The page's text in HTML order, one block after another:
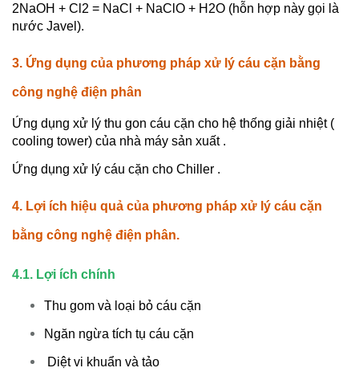
2NaOH + Cl2 = NaCl + NaClO + H2O (hỗn hợp này gọi là
nước Javel).
3. Ứng dụng của phương pháp xử lý cáu cặn bằng
công nghệ điện phân
Ứng dụng xử lý thu gon cáu cặn cho hệ thống giải nhiệt (
cooling tower) của nhà máy sản xuất .
Ứng dụng xử lý cáu cặn cho Chiller .
4. Lợi ích hiệu quả của phương pháp xử lý cáu cặn
bằng công nghệ điện phân.
4.1. Lợi ích chính
Thu gom và loại bỏ cáu cặn
Ngăn ngừa tích tụ cáu cặn
Diệt vi khuẩn và tảo